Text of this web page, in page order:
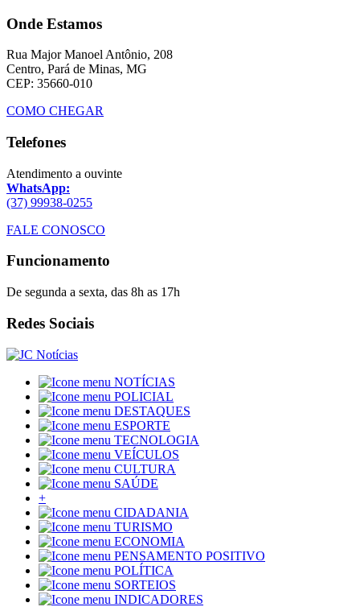
Onde Estamos
Rua Major Manoel Antônio, 208
Centro, Pará de Minas, MG
CEP: 35660-010
COMO CHEGAR
Telefones
Atendimento a ouvinte
WhatsApp:
(37) 99938-0255
FALE CONOSCO
Funcionamento
De segunda a sexta, das 8h as 17h
Redes Sociais
NOTÍCIAS
POLICIAL
DESTAQUES
ESPORTE
TECNOLOGIA
VEÍCULOS
CULTURA
SAÚDE
+
CIDADANIA
TURISMO
ECONOMIA
PENSAMENTO POSITIVO
POLÍTICA
SORTEIOS
INDICADORES